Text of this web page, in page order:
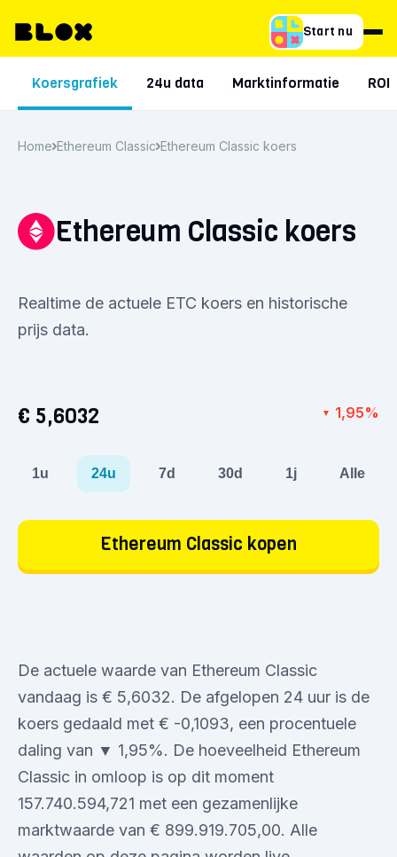
Start nu
Koersgrafiek 24u data Marktinformatie ROI
Home Ethereum Classic Ethereum Classic koers
Ethereum Classic koers
Realtime de actuele ETC koers en historische
prijs data.
€ 5,6032 ▼ 1,95%
1u 24u 7d 30d 1j Alle
Ethereum Classic kopen
De actuele waarde van Ethereum Classic
vandaag is € 5,6032. De afgelopen 24 uur is de
koers gedaald met € -0,1093, een procentuele
daling van ▼ 1,95%. De hoeveelheid Ethereum
Classic in omloop is op dit moment
157.740.594,721 met een gezamenlijke
marktwaarde van € 899.919.705,00. Alle